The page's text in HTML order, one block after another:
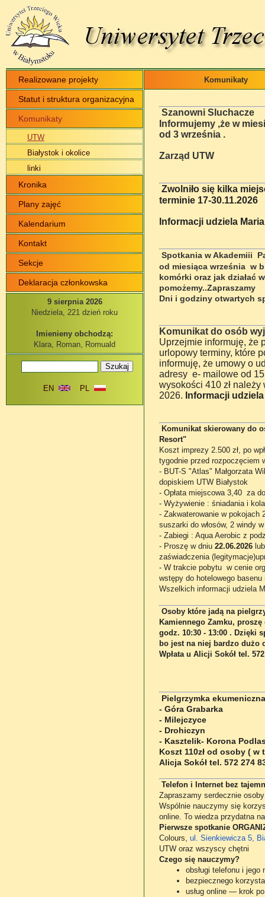
Realizowane projekty
Statut i struktura organizacyjna
Komunikaty
UTW
Białystok i okolice
linki
Kronika
Plany zajęć
Kalendarium
Kontakt
Sekcje
Deklaracja członkowska
9 sierpnia 2026
Niedziela, 221 dzień roku
Imienieny obchodzą:
Klara, Roman, Romuald
EN PL
Komunikaty
Szanowni Sluchacze
Informujemy ,że w
od 3 września .
Zarząd UTW
Zwolniło się kilka
terminie 17-30.11.2026
Informacji udziela
Spotkania w Akademiii
od miesiąca września w
komórki oraz jak działać
pomożemy..Zapraszamy
Dni i godziny otwartych
Komunikat do osób
Uprzejmie informuję, że
urlopowy terminy, które
informuję, że umowy o
adresy e- mailowe od
wysokości 410 zł
2026. Informacji
Komunikat skierowany do
Resort"
Koszt imprezy 2.500 zł, po
tygodnie przed rozpoczęciem
- BUT-S "Atlas" Małgorzata
dopiskiem UTW Białystok
- Opłata miejscowa 3,40 za
- Wyżywienie : śniadania i
- Zakwaterowanie w pokojach
suszarki do włosów, 2 windy
- Zabiegi : Aqua Aerobic z
- Proszę w dniu 22.06.2026 lub
zaświadczenia
- W trakcie pobytu w cenie
wstępy do hotelowego
Wszelkich informacji udziela
Osoby które jadą na
Kamiennego Zamku, proszę
godz. 10:30 - 13:00 . Dzięki
bo jest na niej bardzo dużo
Wpłata u Alicji Sokół tel.
Pielgrzymka
- Góra Grabarka
- Milejczyce
- Drohiczyn
- Kasztelik- Korona
Koszt 110zł od osoby (
Alicja Sokół tel. 572 274
Telefon i Internet bez
Zapraszamy serdecznie
Wspólnie nauczymy się
online. To wiedza przydatna
Pierwsze spotkanie
Colours, ul. Sienkiewicza 5,
UTW oraz wszyscy chętni
Czego się nauczymy?
obsługi telefonu i
bezpiecznego
usług online — krok